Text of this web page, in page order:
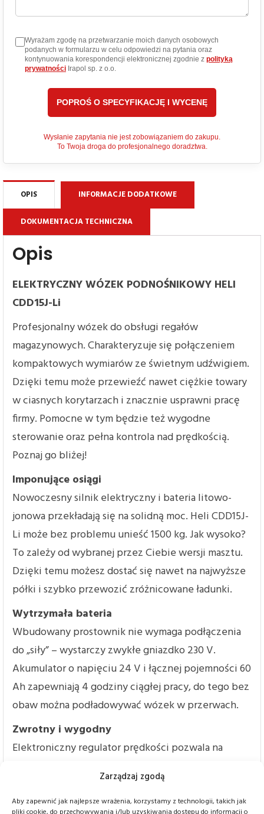
Zarządzaj zgodą
Aby zapewnić jak najlepsze wrażenia, korzystamy z technologii, takich jak
Wyrażam zgodę na przetwarzanie moich danych osobowych
podanych w formularzu w celu odpowiedzi na pytania oraz
kontynuowania korespondencji elektronicznej zgodnie z polityką
prywatności Irapol sp. z o.o.
Wysłanie zapytania nie jest zobowiązaniem do zakupu.
To Twoja droga do profesjonalnego doradztwa.
OPIS INFORMACJE DODATKOWE
DOKUMENTACJA TECHNICZNA
Opis
ELEKTRYCZNY WÓZEK PODNOŚNIKOWY HELI
CDD15J-Li
Profesjonalny wózek do obsługi regałów
magazynowych. Charakteryzuje się połączeniem
kompaktowych wymiarów ze świetnym udźwigiem.
Dzięki temu może przewieźć nawet ciężkie towary
w ciasnych korytarzach i znacznie usprawni pracę
firmy. Pomocne w tym będzie też wygodne
sterowanie oraz pełna kontrola nad prędkością.
Poznaj go bliżej!
Imponujące osiągi
Nowoczesny silnik elektryczny i bateria litowo-
jonowa przekładają się na solidną moc. Heli CDD15J-
Li może bez problemu unieść 1500 kg. Jak wysoko?
To zależy od wybranej przez Ciebie wersji masztu.
Dzięki temu możesz dostać się nawet na najwyższe
półki i szybko przewozić zróżnicowane ładunki.
Wytrzymała bateria
Wbudowany prostownik nie wymaga podłączenia
do „siły” – wystarczy zwykłe gniazdko 230 V.
Akumulator o napięciu 24 V i łącznej pojemności 60
Ah zapewniają 4 godziny ciągłej pracy, do tego bez
obaw można podładowywać wózek w przerwach.
Zwrotny i wygodny
Elektroniczny regulator prędkości pozwala na
przyspieszaniu, jak i hamowaniu. W połączeniu z
krótkim rozstawem osi daje to pewne prowadzenie